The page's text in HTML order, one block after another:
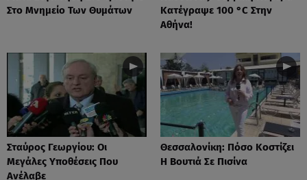
Στο Μνημείο Των Θυμάτων
Κατέγραψε 100 °C Στην
Αθήνα!
Σταύρος Γεωργίου: Οι
Μεγάλες Υποθέσεις Που
Ανέλαβε
Θεσσαλονίκη: Πόσο Κοστίζει
Η Βουτιά Σε Πισίνα